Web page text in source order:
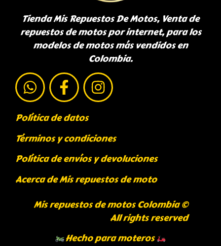
Tienda Mis Repuestos De Motos, Venta de
repuestos de motos por internet, para los
modelos de motos más vendidos en
Colombia.
Política de datos
Términos y condiciones
Política de envíos y devoluciones
Acerca de Mis repuestos de moto
Mis repuestos de motos Colombia ©
All rights reserved
Hecho para moteros